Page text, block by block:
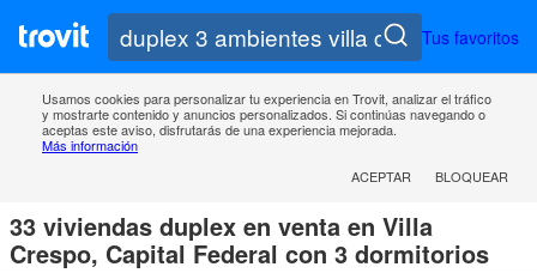
Tus favoritos
Usamos cookies para personalizar tu experiencia en Trovit, analizar el tráfico
y mostrarte contenido y anuncios personalizados. Si continúas navegando o
aceptas este aviso, disfrutarás de una experiencia mejorada.
Más información
ACEPTAR
BLOQUEAR
33 viviendas duplex en venta en Villa
Crespo, Capital Federal con 3 dormitorios